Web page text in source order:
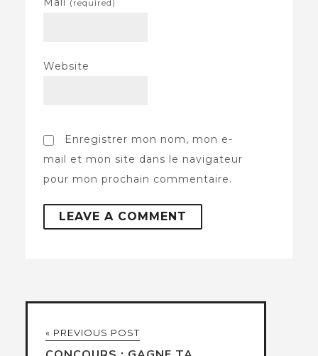
(required)
Website
Enregistrer mon nom, mon e-
mail et mon site dans le navigateur
pour mon prochain commentaire.
« PREVIOUS POST